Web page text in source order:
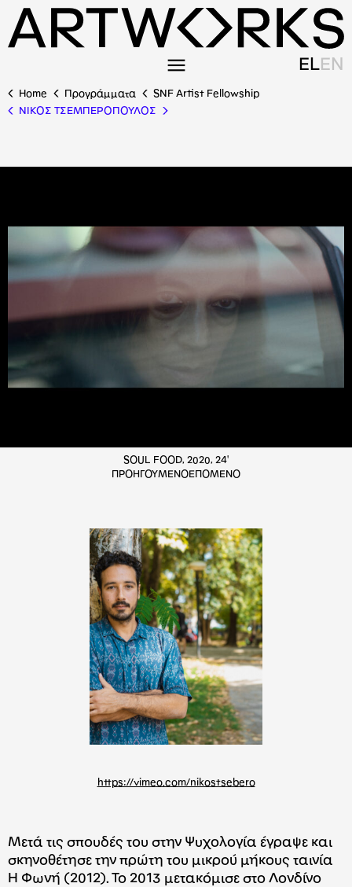
ELEN
Home Προγράμματα
SNF Artist Fellowship
ΝΙΚΟΣ ΤΣΕΜΠΕΡΟΠΟΥΛΟΣ
SOUL FOOD, 2020, 24'
ΠΡΟΗΓΟΥΜΕΝΟΕΠΟΜΕΝΟ
https://vimeo.com/nikostsebero
Mετά τις σπουδές του στην Ψυχολογία έγραψε και
σκηνοθέτησε την πρώτη του μικρού μήκους ταινία
Η Φωνή (2012). Το 2013 μετακόμισε στο Λονδίνο